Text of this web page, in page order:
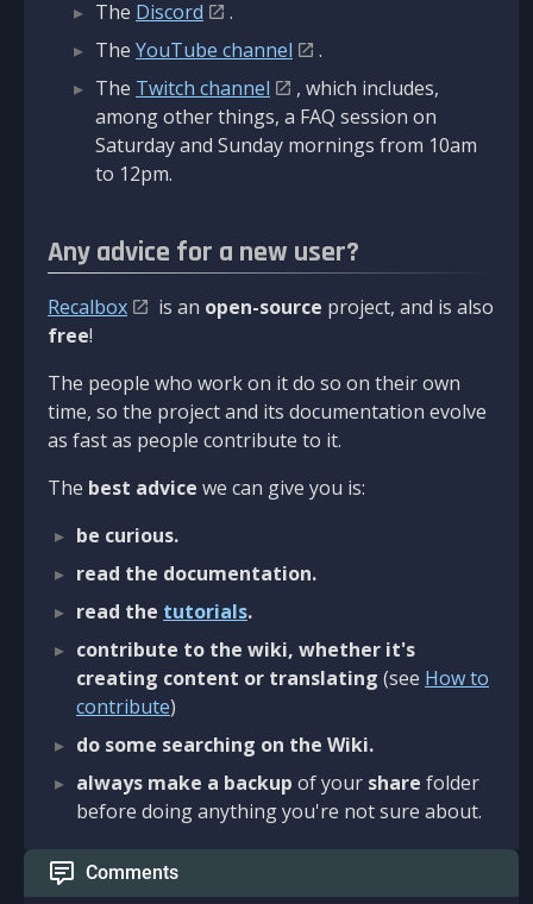
The Discord
.
The YouTube channel
.
The Twitch channel
, which includes,
among other things, a FAQ session on
Saturday and Sunday mornings from 10am
to 12pm.
Any advice for a new user?
Recalbox is an open-source project, and is also
free!
The people who work on it do so on their own
time, so the project and its documentation evolve
as fast as people contribute to it.
The best advice we can give you is:
be curious.
read the documentation.
read the tutorials.
contribute to the wiki, whether it's
creating content or translating (see How to
contribute)
do some searching on the Wiki.
always make a backup of your share folder
before doing anything you're not sure about.
Comments